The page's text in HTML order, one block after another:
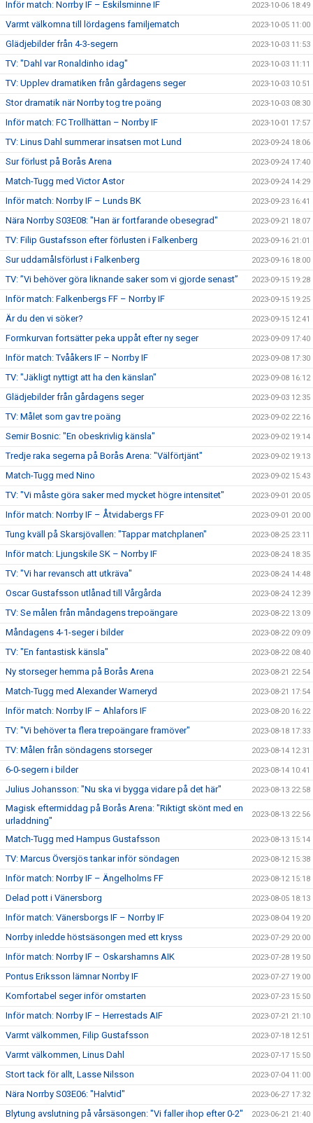
Inför match: Norrby IF – Eskilsminne IF 2023-10-06 18:49
Varmt välkomna till lördagens familjematch 2023-10-05 11:00
Glädjebilder från 4-3-segern 2023-10-03 11:53
TV: "Dahl var Ronaldinho idag" 2023-10-03 11:11
TV: Upplev dramatiken från gårdagens seger 2023-10-03 10:51
Stor dramatik när Norrby tog tre poäng 2023-10-03 08:30
Inför match: FC Trollhättan – Norrby IF 2023-10-01 17:57
TV: Linus Dahl summerar insatsen mot Lund 2023-09-24 18:06
Sur förlust på Borås Arena 2023-09-24 17:40
Match-Tugg med Victor Astor 2023-09-24 14:29
Inför match: Norrby IF – Lunds BK 2023-09-23 16:41
Nära Norrby S03E08: "Han är fortfarande obesegrad" 2023-09-21 18:07
TV: Filip Gustafsson efter förlusten i Falkenberg 2023-09-16 21:01
Sur uddamålsförlust i Falkenberg 2023-09-16 18:00
TV: ”Vi behöver göra liknande saker som vi gjorde senast” 2023-09-15 19:28
Inför match: Falkenbergs FF – Norrby IF 2023-09-15 19:25
Är du den vi söker? 2023-09-15 12:41
Formkurvan fortsätter peka uppåt efter ny seger 2023-09-09 17:40
Inför match: Tvååkers IF – Norrby IF 2023-09-08 17:30
TV: "Jäkligt nyttigt att ha den känslan" 2023-09-08 16:12
Glädjebilder från gårdagens seger 2023-09-03 12:35
TV: Målet som gav tre poäng 2023-09-02 22:16
Semir Bosnic: "En obeskrivlig känsla" 2023-09-02 19:14
Tredje raka segerna på Borås Arena: "Välförtjänt" 2023-09-02 19:13
Match-Tugg med Nino 2023-09-02 15:43
TV: "Vi måste göra saker med mycket högre intensitet" 2023-09-01 20:05
Inför match: Norrby IF – Åtvidabergs FF 2023-09-01 20:00
Tung kväll på Skarsjövallen: "Tappar matchplanen" 2023-08-25 23:11
Inför match: Ljungskile SK – Norrby IF 2023-08-24 18:35
TV: "Vi har revansch att utkräva" 2023-08-24 14:48
Oscar Gustafsson utlånad till Vårgårda 2023-08-24 12:39
TV: Se målen från måndagens trepoängare 2023-08-22 13:09
Måndagens 4-1-seger i bilder 2023-08-22 09:09
TV: "En fantastisk känsla" 2023-08-22 08:40
Ny storseger hemma på Borås Arena 2023-08-21 22:54
Match-Tugg med Alexander Warneryd 2023-08-21 17:54
Inför match: Norrby IF – Ahlafors IF 2023-08-20 16:22
TV: "Vi behöver ta flera trepoängare framöver" 2023-08-18 17:33
TV: Målen från söndagens storseger 2023-08-14 12:31
6-0-segern i bilder 2023-08-14 10:41
Julius Johansson: "Nu ska vi bygga vidare på det här" 2023-08-13 22:58
Magisk eftermiddag på Borås Arena: "Riktigt skönt med en
urladdning"
2023-08-13 22:56
Match-Tugg med Hampus Gustafsson 2023-08-13 15:14
TV: Marcus Översjös tankar inför söndagen 2023-08-12 15:38
Inför match: Norrby IF – Ängelholms FF 2023-08-12 15:18
Delad pott i Vänersborg 2023-08-05 18:13
Inför match: Vänersborgs IF – Norrby IF 2023-08-04 19:20
Norrby inledde höstsäsongen med ett kryss 2023-07-29 20:00
Inför match: Norrby IF – Oskarshamns AIK 2023-07-28 19:50
Pontus Eriksson lämnar Norrby IF 2023-07-27 19:00
Komfortabel seger inför omstarten 2023-07-23 15:50
Inför match: Norrby IF – Herrestads AIF 2023-07-21 21:10
Varmt välkommen, Filip Gustafsson 2023-07-18 12:51
Varmt välkommen, Linus Dahl 2023-07-17 15:50
Stort tack för allt, Lasse Nilsson 2023-07-04 11:00
Nära Norrby S03E06: "Halvtid" 2023-06-27 17:32
Blytung avslutning på vårsäsongen: "Vi faller ihop efter 0-2" 2023-06-21 21:40